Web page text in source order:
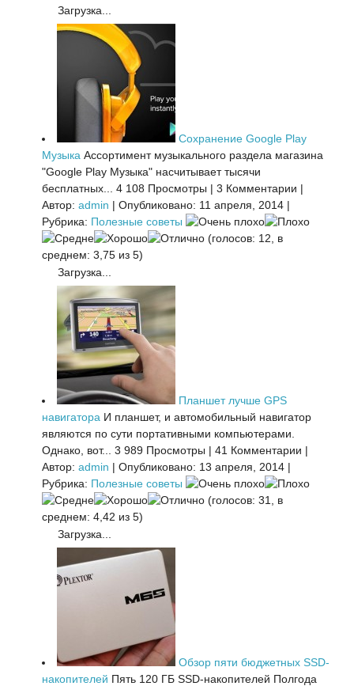
Загрузка...
Сохранение Google Play
Музыка Ассортимент музыкального раздела магазина
"Google Play Музыка" насчитывает тысячи
бесплатных...
4 108 Просмотры | 3 Комментарии |
Автор: admin | Опубликовано: 11 апреля, 2014 |
Рубрика: Полезные советы
(голосов: 12, в
среднем: 3,75 из 5)
Загрузка...
Планшет лучше GPS
навигатора И планшет, и автомобильный навигатор
являются по сути портативными компьютерами.
Однако, вот...
3 989 Просмотры | 41 Комментарии |
Автор: admin | Опубликовано: 13 апреля, 2014 |
Рубрика: Полезные советы
(голосов: 31, в
среднем: 4,42 из 5)
Загрузка...
Обзор пяти бюджетных SSD-
накопителей Пять 120 ГБ SSD-накопителей Полгода